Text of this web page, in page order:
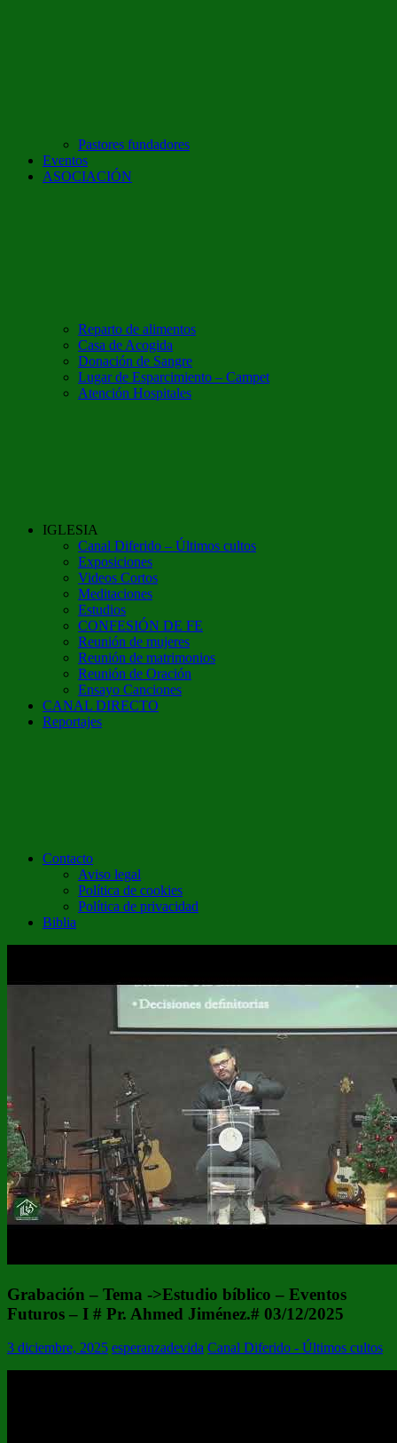
Pastores fundadores
Eventos
ASOCIACIÓN
Reparto de alimentos
Casa de Acogida
Donación de Sangre
Lugar de Esparcimiento – Campet
Atención Hospitales
IGLESIA
Canal Diferido – Últimos cultos
Exposiciones
Videos Cortos
Meditaciones
Estudios
CONFESIÓN DE FE
Reunión de mujeres
Reunión de matrimonios
Reunión de Oración
Ensayo Canciones
CANAL DIRECTO
Reportajes
Contacto
Aviso legal
Política de cookies
Política de privacidad
Biblia
Grabación – Tema ->Estudio bíblico – Eventos
Futuros – I # Pr. Ahmed Jiménez.# 03/12/2025
3 diciembre, 2025 esperanzadevida Canal Diferido - Últimos cultos